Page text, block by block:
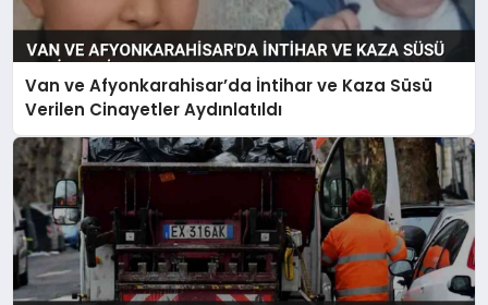
Van ve Afyonkarahisar’da İntihar ve Kaza Süsü
Verilen Cinayetler Aydınlatıldı